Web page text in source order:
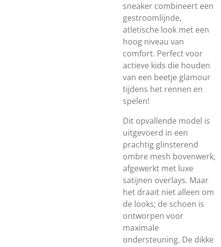
sneaker combineert een
gestroomlijnde,
atletische look met een
hoog niveau van
comfort. Perfect voor
actieve kids die houden
van een beetje glamour
tijdens het rennen en
spelen!
Dit opvallende model is
uitgevoerd in een
prachtig glinsterend
ombre mesh bovenwerk,
afgewerkt met luxe
satijnen overlays. Maar
het draait niet alleen om
de looks; de schoen is
ontworpen voor
maximale
ondersteuning. De dikke